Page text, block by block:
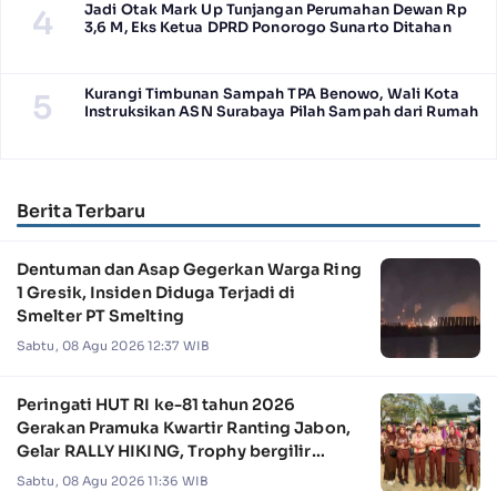
4
Jadi Otak Mark Up Tunjangan Perumahan Dewan Rp
3,6 M, Eks Ketua DPRD Ponorogo Sunarto Ditahan
5
Kurangi Timbunan Sampah TPA Benowo, Wali Kota
Instruksikan ASN Surabaya Pilah Sampah dari Rumah
Berita Terbaru
Dentuman dan Asap Gegerkan Warga Ring
1 Gresik, Insiden Diduga Terjadi di
Smelter PT Smelting
Sabtu, 08 Agu 2026 12:37 WIB
Peringati HUT RI ke-81 tahun 2026
Gerakan Pramuka Kwartir Ranting Jabon,
Gelar RALLY HIKING, Trophy bergilir
Camat Jabon
Sabtu, 08 Agu 2026 11:36 WIB